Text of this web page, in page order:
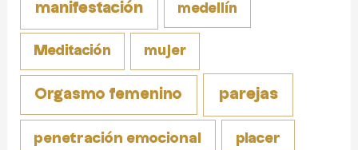
manifestación medellín
Meditación mujer
Orgasmo femenino parejas
penetración emocional placer